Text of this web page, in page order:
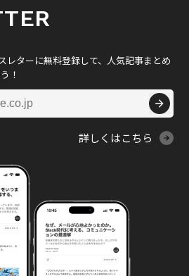
レターに無料登録して、人気記事まとめ
！
詳しくはこちら